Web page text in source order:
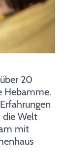
20
Hebamme.
die Welt
mit